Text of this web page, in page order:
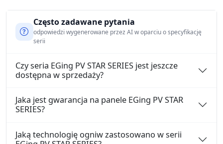
Często zadawane pytania
odpowiedzi wygenerowane przez AI w oparciu o specyfikację
serii
Czy seria EGing PV STAR SERIES jest jeszcze
dostępna w sprzedaży?
Jaka jest gwarancja na panele EGing PV STAR
SERIES?
Jaką technologię ogniw zastosowano w serii